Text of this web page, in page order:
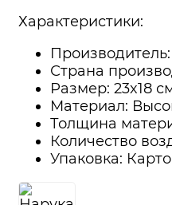
Характеристики:
Страна
Размер: 23x18
Материал:
Толщина
Количество
Упаковка: